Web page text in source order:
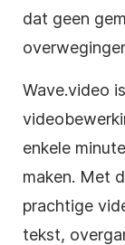
dat geen
Wave.video
enkele
maken. Met
prachtige
tekst,